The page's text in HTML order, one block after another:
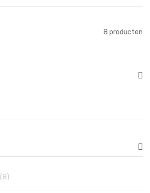
8producten
8 producten